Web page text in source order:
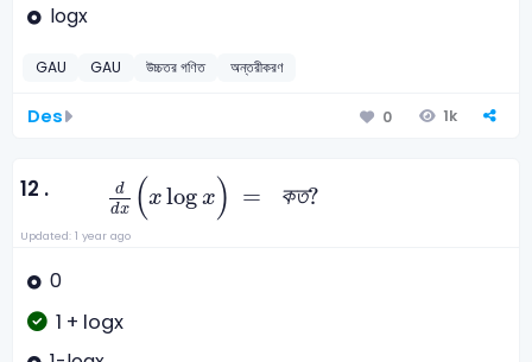
logx
GAU GAU উচ্চতর গণিত অন্তরীকরণ
Des 0 1k
12 .
d
dx (x log x) = কত?
dd x x
Updated: 1 year ago
0
1 + logx